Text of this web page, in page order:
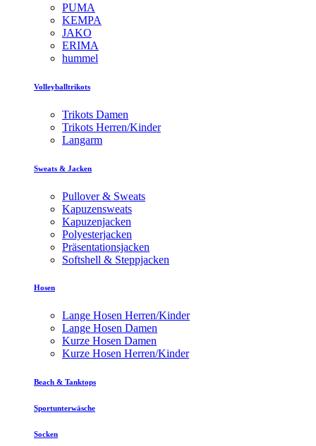
PUMA
KEMPA
JAKO
ERIMA
hummel
Volleyballtrikots
Trikots Damen
Trikots Herren/Kinder
Langarm
Sweats & Jacken
Pullover & Sweats
Kapuzensweats
Kapuzenjacken
Polyesterjacken
Präsentationsjacken
Softshell & Steppjacken
Hosen
Lange Hosen Herren/Kinder
Lange Hosen Damen
Kurze Hosen Damen
Kurze Hosen Herren/Kinder
Beach & Tanktops
Sportunterwäsche
Socken